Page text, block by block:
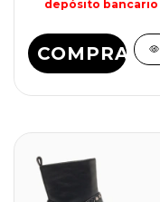
depósito bancario
COMPRAR